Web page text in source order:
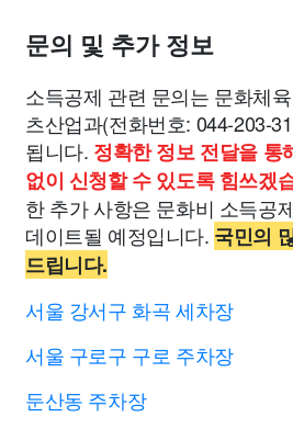
문의 및 추가 정보
소득공제 관련 문의는 문화체
츠산업과(전화번호: 044-203-
됩니다. 정확한 정보 전달을 통
없이 신청할 수 있도록 힘쓰겠
한 추가 사항은 문화비 소득공
데이트될 예정입니다. 국민의
드립니다.
서울 강서구 화곡 세차장
서울 구로구 구로 주차장
둔산동 주차장